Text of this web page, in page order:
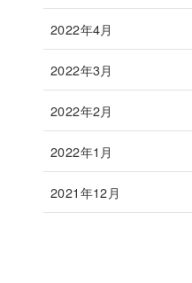
2022年4月
2022年3月
2022年2月
2022年1月
2021年12月